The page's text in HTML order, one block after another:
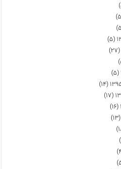
(۵)
(۲۷)
(۵)
(۱۴)
(۱۷)
(۱۶)
(۱۳)